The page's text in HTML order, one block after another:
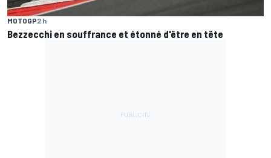
MOTOGP2 h
Bezzecchi en souffrance et étonné d'être en tête